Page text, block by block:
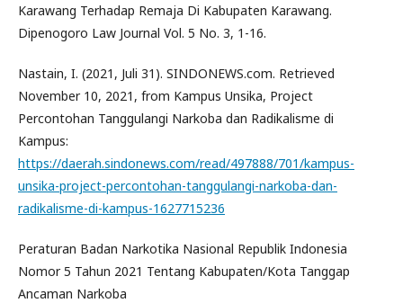
Karawang Terhadap Remaja Di Kabupaten Karawang.
Dipenogoro Law Journal Vol. 5 No. 3, 1-16.
Nastain, I. (2021, Juli 31). SINDONEWS.com. Retrieved
November 10, 2021, from Kampus Unsika, Project
Percontohan Tanggulangi Narkoba dan Radikalisme di
Kampus:
https://daerah.sindonews.com/read/497888/701/kampus-
unsika-project-percontohan-tanggulangi-narkoba-dan-
radikalisme-di-kampus-1627715236
Peraturan Badan Narkotika Nasional Republik Indonesia
Nomor 5 Tahun 2021 Tentang Kabupaten/Kota Tanggap
Ancaman Narkoba